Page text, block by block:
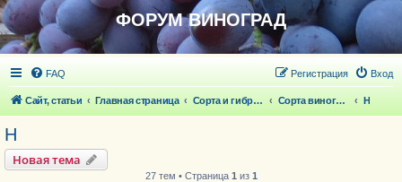
ФОРУМ ВИНОГРАД
FAQ Вход
Регистрация
Сайт, статьи Главная страница Сорта и гибридные формы винограда Сорта винограда Н
Н
Новая тема
27 тем • Страница 1 из 1